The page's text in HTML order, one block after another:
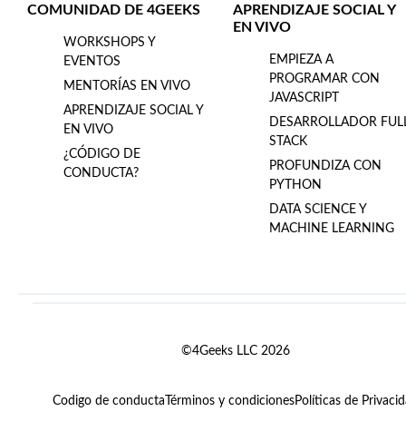
COMUNIDAD DE 4GEEKS
WORKSHOPS Y
EVENTOS
MENTORÍAS EN VIVO
APRENDIZAJE SOCIAL Y
EN VIVO
¿CÓDIGO DE
CONDUCTA?
APRENDIZAJE SOCIAL Y
EN VIVO
EMPIEZA A
PROGRAMAR CON
JAVASCRIPT
DESARROLLADOR
STACK
PROFUNDIZA CON
PYTHON
DATA SCIENCE Y
MACHINE LEARNING
©4Geeks LLC 2026
Codigo de conducta Términos y condicionesPolíticas de